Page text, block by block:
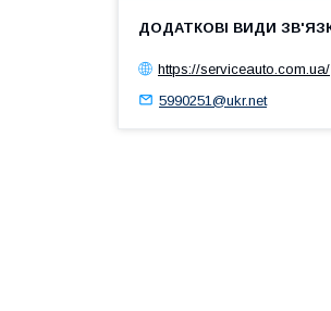
https://serviceauto.com.ua/
5990251@ukr.net